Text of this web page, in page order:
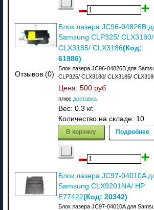
Отзывов (0)
Блок лазера JC96-04826B
Samsung CLP325/ CLX3180/
CLX3185/ CLX3186(Код:
61986)
Блок лазера JC96-04826B для
CLP325/ CLX3180/ CLX3185/
Цена: 500 руб
плюс доставка
Вес: 0.3 кг.
Количество на складе: 10
В корзину Подробнее
Блок лазера JC97-04010A
Samsung CLX9201NA/ HP
E77422(Код: 20342)
Блок лазера JC97-04010A для